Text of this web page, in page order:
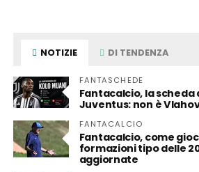
NOTIZIE DI TENDENZA
FANTASCHEDE
Fantacalcio, la scheda
Juventus: non è
FANTACALCIO
Fantacalcio, come
formazioni tipo delle
aggiornate